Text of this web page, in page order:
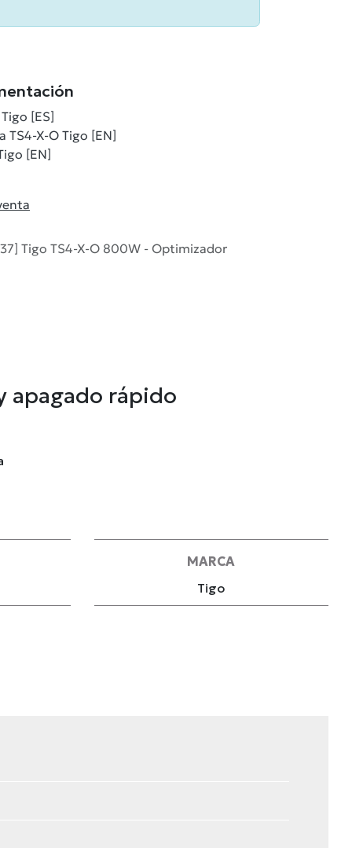
[ES]
X-O Tigo [EN]
[EN]
Tigo TS4-X-O 800W - Optimizador
apagado rápido
MARCA
Tigo